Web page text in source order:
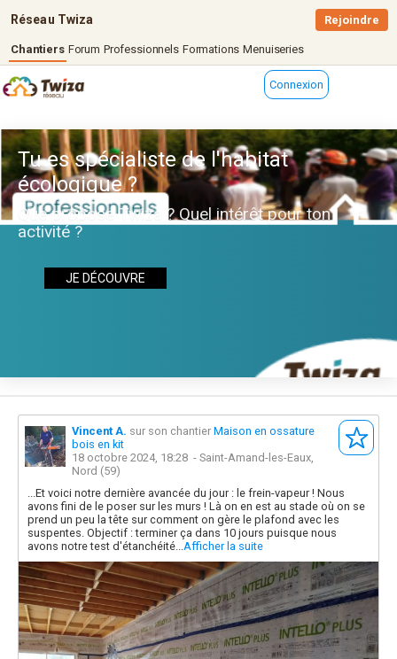
Réseau Twiza
Chantiers Forum Professionnels Formations Menuiseries
Rejoindre
Connexion
Tu es spécialiste de l'habitat
écologique ?
Que propose Twiza ? Quel intérêt pour ton
activité ?
JE DÉCOUVRE
Vincent A. sur son chantier Maison en ossature
bois en kit
18 octobre 2024, 18:28 - Saint-Amand-les-Eaux,
Nord (59)
...Et voici notre dernière avancée du jour : le frein-vapeur ! Nous
avons fini de le poser sur les murs ! Là on en est au stade où on se
prend un peu la tête sur comment on gère le plafond avec les
suspentes. Objectif : terminer ça dans 10 jours puisque nous
avons notre test d'étanchéité...Afficher la suite